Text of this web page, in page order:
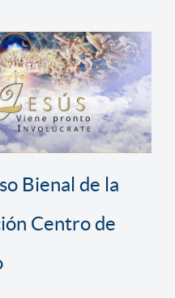
Bienal de la
Centro de